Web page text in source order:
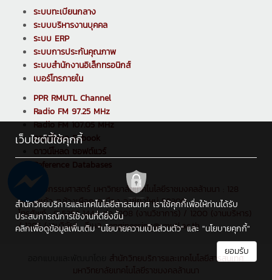
ระบบทะเบียนกลาง
ระบบบริหารงานบุคคล
ระบบ ERP
ระบบการประกันคุณภาพ
ระบบสำนักงานอิเล็กทรอนิกส์
เบอร์โทรภายใน
PPR RMUTL Channel
Radio FM 97.25 MHz
Radio FM 107.05 MHz
ดาวน์โหลด E-book
ดาวน์โหลด ซอฟต์แวร์
Reference Databases
คณะวิศวกรรมศาสตร์ มหาวิทยาลัยเทคโนโลยีราชมงคลล้านนา : 128
ถ.ห้วยแก้ว ต.ช้างเผือก อ.เมือง จ.เชียงใหม่ 50300
โทรศัพท์ : 0 5392 1444 ต่อ 1208 (งานวิชาการ) / 1200 (งานบริหาร)
/ 1205 (งานวิจัย) , อีเมล : engineering@rmutl.ac.th
เว็บไซต์นี้ใช้คุกกี้
สำนักวิทยบริการและเทคโนโลยีสารสนเทศ เราใช้คุกกี้เพื่อให้ท่านได้รับ
ประสบการณ์การใช้งานที่ดียิ่งขึ้น
คลิกเพื่อดูข้อมูลเพิ่มเติม "นโยบายความเป็นส่วนตัว" และ "นโยบายคุกกี้"
ยอมรับ
สำนักวิทยบริการและเทคโนโลยีสารสนเทศ
มหาวิทยาลัยเทคโนโลยีราชมงคลล้านนา